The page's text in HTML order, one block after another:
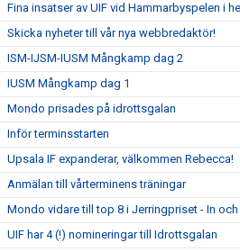
Fina insatser av UIF vid Hammarbyspelen i
Skicka nyheter till vår nya webbredaktör!
ISM-IJSM-IUSM Mångkamp dag 2
IUSM Mångkamp dag 1
Mondo prisades på idrottsgalan
Inför terminsstarten
Upsala IF expanderar, välkommen Rebecca!
Anmälan till vårterminens träningar
Mondo vidare till top 8 i Jerringpriset - In
UIF har 4 (!) nomineringar till Idrottsgalan